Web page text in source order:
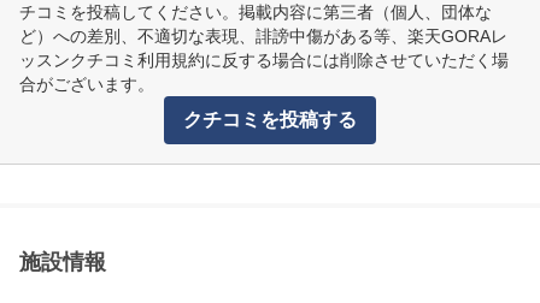
チコミを投稿してください。掲載内容に第三者（個人、団体な
ど）への差別、不適切な表現、誹謗中傷がある等、楽天GORAレ
ッスンクチコミ利用規約に反する場合には削除させていただく場
合がございます。
クチコミを投稿する
施設情報